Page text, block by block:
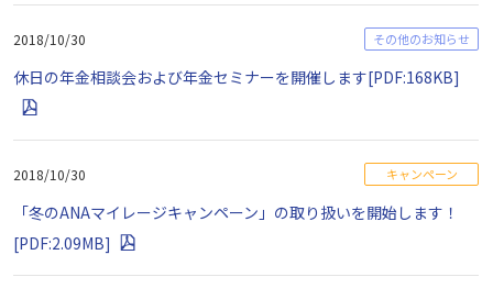
2018/10/30 その他のお知らせ
休日の年金相談会および年金セミナーを開催します[PDF:168KB]
2018/10/30 キャンペーン
「冬のANAマイレージキャンペーン」の取り扱いを開始します！
[PDF:2.09MB]